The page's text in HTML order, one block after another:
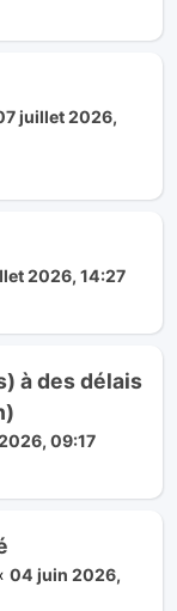
juillet 2026,
2026, 14:27
à des délais
09:17
04 juin 2026,